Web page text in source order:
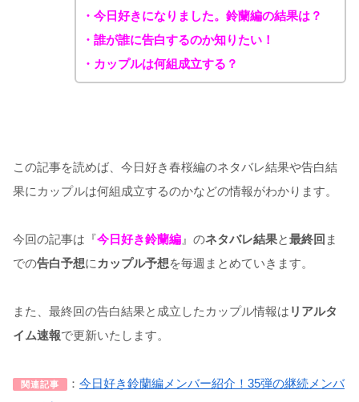
・今日好きになりました。鈴蘭編の結果は？
・誰が誰に告白するのか知りたい！
・カップルは何組成立する？
この記事を読めば、今日好き春桜編のネタバレ結果や告白結
果にカップルは何組成立するのかなどの情報がわかります。
今回の記事は『今日好き鈴蘭編 』のネタバレ結果と最終回 ま
での告白予想に カップル予想を毎週まとめていきます。
また、最終回の告白結果と成立したカップル情報は リアルタ
イム速報で更新いたします。
関連記事 ： 今日好き鈴蘭編メンバー紹介！35弾の継続メンバ